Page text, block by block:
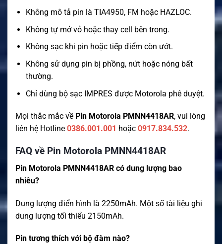
Không mô tả pin là TIA4950, FM hoặc HAZLOC.
Không tự mở vỏ hoặc thay cell bên trong.
Không sạc khi pin hoặc tiếp điểm còn ướt.
Không sử dụng pin bị phồng, nứt hoặc nóng bất
thường.
Chỉ dùng bộ sạc IMPRES được Motorola phê duyệt.
Mọi thắc mắc về Pin Motorola PMNN4418AR, vui lòng
liên hệ Hotline 0386.001.001 hoặc 0917.834.532.
FAQ về Pin Motorola PMNN4418AR
Pin Motorola PMNN4418AR có dung lượng bao
nhiêu?
Dung lượng điển hình là 2250mAh. Một số tài liệu ghi
dung lượng tối thiểu 2150mAh.
Pin tương thích với bộ đàm nào?